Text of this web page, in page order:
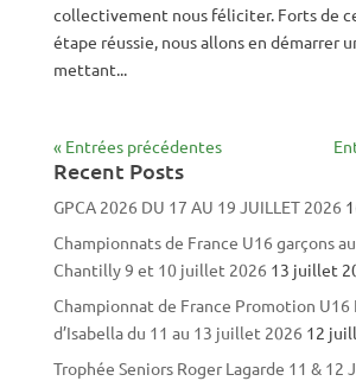
collectivement nous féliciter. Forts de
étape réussie, nous allons en démarrer
mettant...
« Entrées précédentes
Recent Posts
GPCA 2026 DU 17 AU 19 JUILLET 2026
Championnats de France U16 garçons
Chantilly 9 et 10 juillet 2026 13 juillet
Championnat de France Promotion U16
d’Isabella du 11 au 13 juillet 2026 12
Trophée Seniors Roger Lagarde 11 & 12